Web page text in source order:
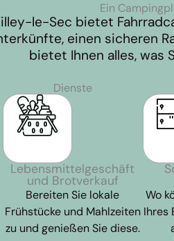
Ein
le-Sec bietet
einen sicheren
bietet Ihnen alles, was
Dienste
Lebensmittelgeschäft
und Brotverkauf
Bereiten Sie lokale
Frühstücke und Mahlzeiten
zu und genießen Sie diese.
Wo
Ihres